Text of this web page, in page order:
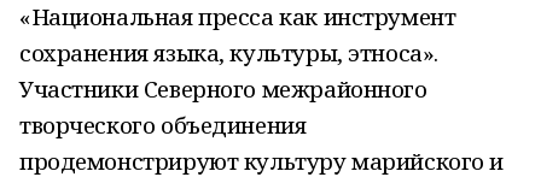
«Национальная пресса как инструмент
сохранения языка, культуры, этноса».
Участники Северного межрайонного
творческого объединения
продемонстрируют культуру марийского и